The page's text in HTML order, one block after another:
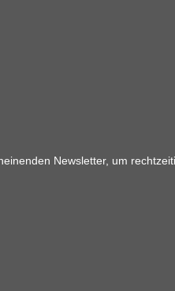
Newsletter, um